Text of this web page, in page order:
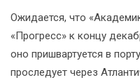
Ожидается, что
«Прогресс» к концу
оно пришвартуется в
проследует через